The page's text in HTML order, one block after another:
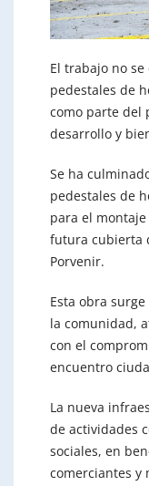
El trabajo no
pedestales de
como parte del
desarrollo y
Se ha
pedestales de
para el
futura cubierta
Porvenir.
Esta obra
la comunidad,
con el
encuentro
La nueva
de actividades
sociales, en
comerciantes y